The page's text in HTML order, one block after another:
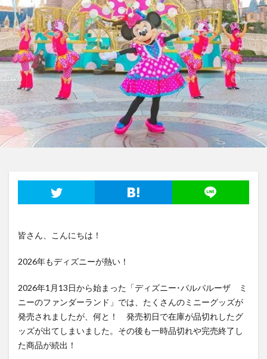
皆さん、こんにちは！
2026年もディズニーが熱い！
2026年1月13日から始まった「ディズニー･パルパルーザ ミ
ニーのファンダーランド」では、たくさんのミニーグッズが
発売されましたが、何と！ 発売初日で在庫が品切れしたグ
ッズが出てしまいました。その後も一時品切れや完売終了し
た商品が続出！